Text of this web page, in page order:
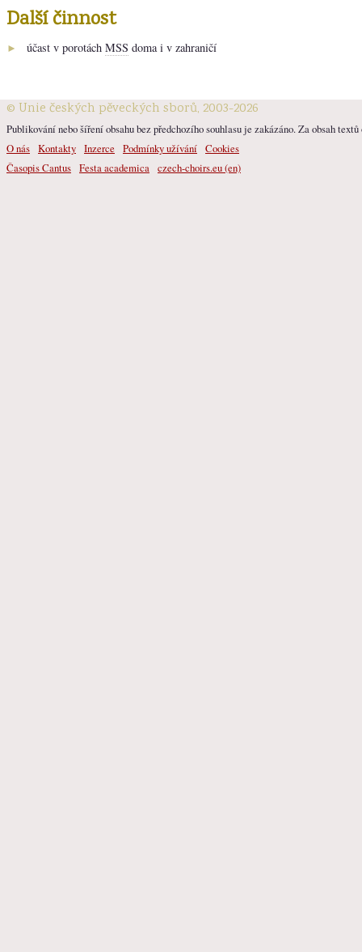
Další činnost
► účast v porotách MSS doma i v zahraničí
© Unie českých pěveckých sborů, 2003-2026
Publikování nebo šíření obsahu bez předchozího souhlasu je zakázáno. Za obsah
O nás Kontakty Inzerce Podmínky užívání Cookies
Časopis Cantus Festa academica czech-choirs.eu (en)